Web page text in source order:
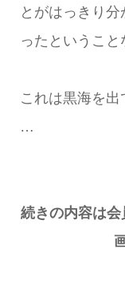
とがはっきり
ったということ
これは黒海を出
…
続きの内容は